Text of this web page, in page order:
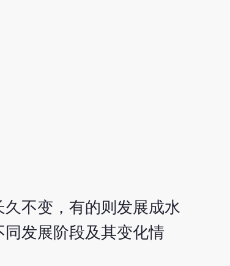
不变，有的则发展成水
发展阶段及其变化情